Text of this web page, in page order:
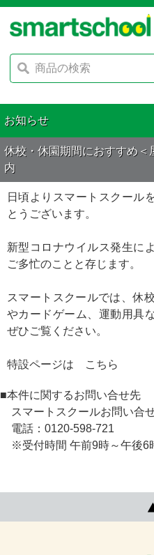
お知らせ
休校・休園期間におすすめ
内
日頃よりスマートスクール
とうございます。
新型コロナウイルス発生に
ご多忙のことと存じます。
スマートスクールでは、休
やカードゲーム、運動用具
ぜひご覧ください。
特設ページは こちら
■本件に関するお問い合せ先
スマートスクールお問い合
電話：0120-598-721
※受付時間 午前9時～午後6